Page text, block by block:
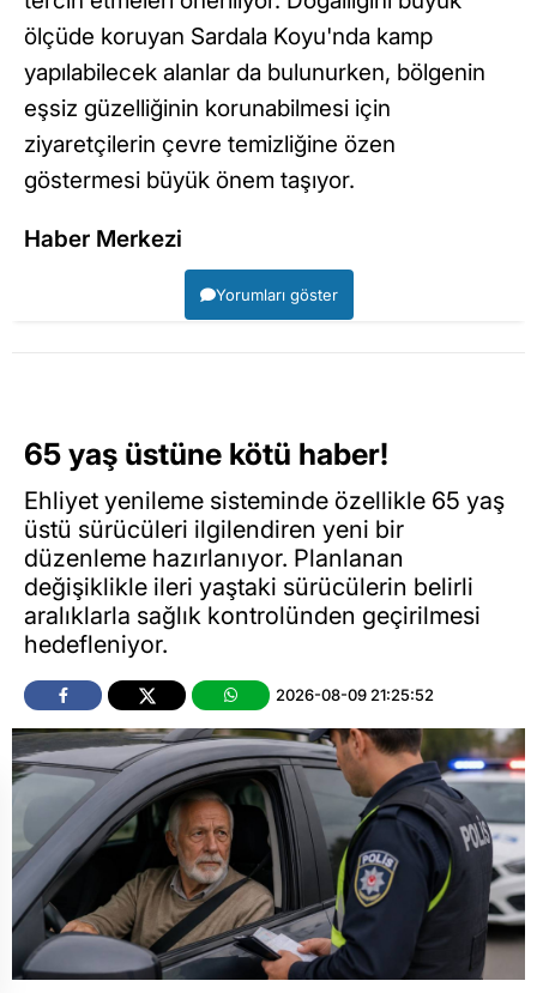
ölçüde koruyan Sardala Koyu'nda kamp
yapılabilecek alanlar da bulunurken, bölgenin
eşsiz güzelliğinin korunabilmesi için
ziyaretçilerin çevre temizliğine özen
göstermesi büyük önem taşıyor.
Haber Merkezi
Yorumları göster
65 yaş üstüne kötü haber!
Ehliyet yenileme sisteminde özellikle 65 yaş
üstü sürücüleri ilgilendiren yeni bir
düzenleme hazırlanıyor. Planlanan
değişiklikle ileri yaştaki sürücülerin belirli
aralıklarla sağlık kontrolünden geçirilmesi
hedefleniyor.
2026-08-09 21:25:52